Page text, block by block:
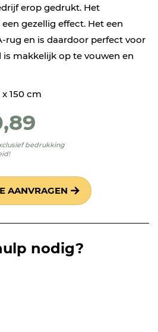
erop gedrukt. Het
gezellig effect. Het een
rug en is daardoor perfect voor
is makkelijk op te vouwen en
150 cm
bedrukking
AANVRAGEN
nodig?